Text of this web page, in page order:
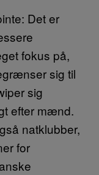
Det er
fokus på,
sig til
sig
efter mænd.
natklubber,
for